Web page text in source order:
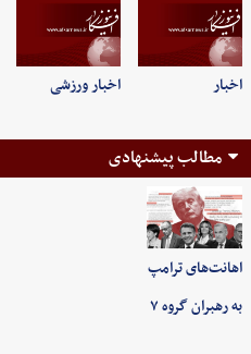
اخبار اخبار ورزشی
مطالب پیشنهادی
اهانت‌های ترامپ
به رهبران گروه ۷